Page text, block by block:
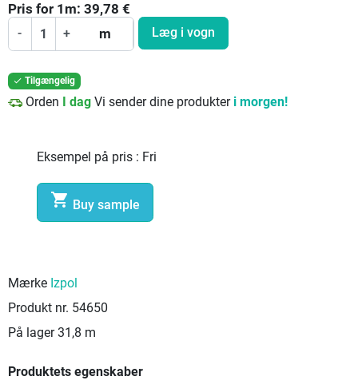
Pris for 1 m: 39,78 €
- + m Læg i vogn
 Tilgængelig
Orden I dag Vi sender dine produkter i morgen!
Eksempel på pris : Fri
 Buy sample
Mærke Izpol
Produkt nr. 54650
På lager 31,8 m
Produktets egenskaber